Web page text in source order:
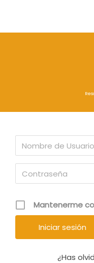
Mantenerme
¿Has